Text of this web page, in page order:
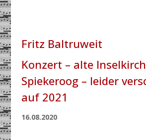
Fritz Baltruweit
Konzert – alte
Spiekeroog – leider
auf 2021
16.08.2020